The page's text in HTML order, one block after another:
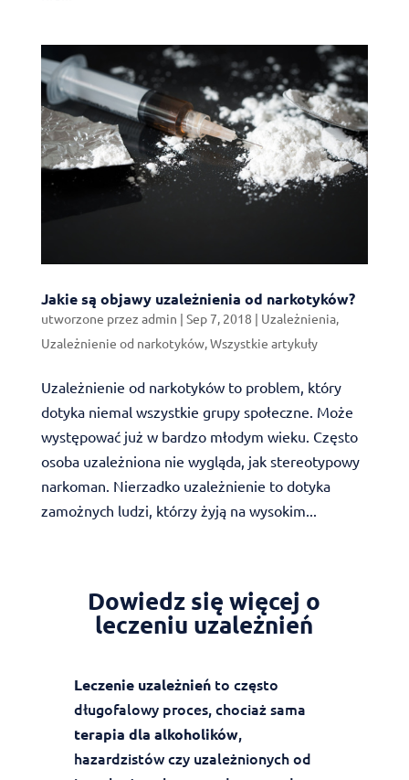
Jakie są objawy uzależnienia od narkotyków?
utworzone przez admin | Sep 7, 2018 | Uzależnienia,
Uzależnienie od narkotyków,Wszystkie artykuły
Uzależnienie od narkotyków to problem, który
dotyka niemal wszystkie grupy społeczne. Może
występować już w bardzo młodym wieku. Często
osoba uzależniona nie wygląda, jak stereotypowy
narkoman. Nierzadko uzależnienie to dotyka
zamożnych ludzi, którzy żyją na wysokim...
Dowiedz się więcej o
leczeniu uzależnień
Leczenie uzależnieńto często
długofalowy proces, chociaż sama
terapia dla alkoholików,
hazardzistów czy uzależnionych od